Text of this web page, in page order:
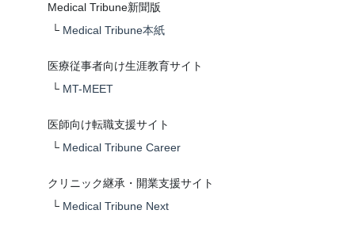
Medical Tribune新聞版
└ Medical Tribune本紙
医療従事者向け生涯教育サイト
└ MT-MEET
医師向け転職支援サイト
└ Medical Tribune Career
クリニック継承・開業支援サイト
└ Medical Tribune Next